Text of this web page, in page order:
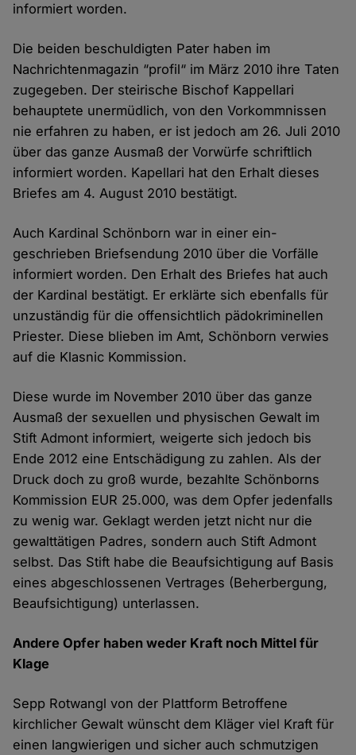
informiert worden.
Die beiden beschuldigten Pater haben im
Nachrichten­magazin “profil“ im März 2010 ihre Taten
zugegeben. Der steirische Bischof Kappellari
behauptete unermüdlich, von den Vorkommnissen
nie erfahren zu haben, er ist jedoch am 26. Juli 2010
über das ganze Ausmaß der Vorwürfe schriftlich
informiert worden. Kapellari hat den Erhalt dieses
Briefes am 4. August 2010 bestätigt.
Auch Kardinal Schönborn war in einer ein­
geschrieben Brief­sendung 2010 über die Vorfälle
informiert worden. Den Erhalt des Briefes hat auch
der Kardinal bestätigt. Er erklärte sich ebenfalls für
unzuständig für die offen­sichtlich pädokriminellen
Priester. Diese blieben im Amt, Schönborn verwies
auf die Klasnic Kommission.
Diese wurde im November 2010 über das ganze
Ausmaß der sexuellen und physischen Gewalt im
Stift Admont informiert, weigerte sich jedoch bis
Ende 2012 eine Entschädigung zu zahlen. Als der
Druck doch zu groß wurde, bezahlte Schönborns
Kommission EUR 25.000, was dem Opfer jedenfalls
zu wenig war. Geklagt werden jetzt nicht nur die
gewalt­tätigen Padres, sondern auch Stift Admont
selbst. Das Stift habe die Beaufsichtigung auf Basis
eines abge­schlossenen Vertrages (Beher­bergung,
Beauf­sichtigung) unterlassen.
Andere Opfer haben weder Kraft noch Mittel für
Klage
Sepp Rotwangl von der Plattform Betroffene
kirchlicher Gewalt wünscht dem Kläger viel Kraft für
einen langwierigen und sicher auch schmutzigen